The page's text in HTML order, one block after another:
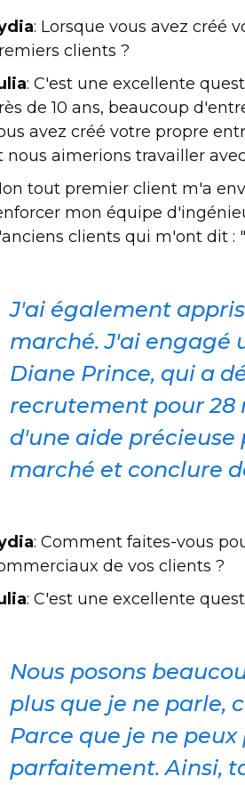
: Lorsque vous avez créé
clients ?
: C'est une excellente
de 10 ans, beaucoup
avez créé votre propre
nous aimerions travailler
tout premier client m'a
mon équipe
clients qui m'ont dit :
J'ai également
marché. J'ai engagé
Diane Prince, qui a
recrutement pour 28
d'une aide
marché et conclure
: Comment faites-vous
de vos clients ?
: C'est une excellente
Nous posons
plus que je ne parle,
Parce que je ne
parfaitement. Ainsi,